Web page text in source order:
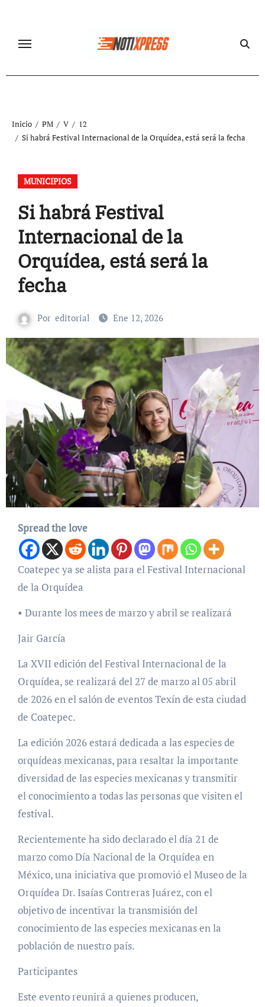
contenido
Inicio PM V
12
Si habrá Festival Internacional de la Orquídea, está será la fecha
MUNICIPIOS
Si habrá Festival
Internacional de la
Orquídea, está será la
fecha
Por editorial Ene 12, 2026
Spread the love
Coatepec ya se alista para el Festival Internacional
de la Orquídea
• Durante los mees de marzo y abril se realizará
Jair García
La XVII edición del Festival Internacional de la
Orquídea, se realizará del 27 de marzo al 05 abril
de 2026 en el salón de eventos Texín de esta ciudad
de Coatepec.
La edición 2026 estará dedicada a las especies de
orquídeas mexicanas, para resaltar la importante
diversidad de las especies mexicanas y transmitir
el conocimiento a todas las personas que visiten el
festival.
Recientemente ha sido declarado el día 21 de
marzo como Día Nacional de la Orquídea en
México, una iniciativa que promovió el Museo de la
Orquídea Dr. Isaías Contreras Juárez, con el
objetivo de incentivar la transmisión del
conocimiento de las especies mexicanas en la
población de nuestro país.
Participantes
Este evento reunirá a quienes producen,